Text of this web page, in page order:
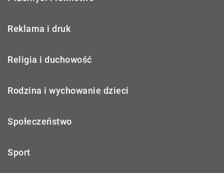
Reklama i druk
Religia i duchowość
Rodzina i wychowanie dzieci
Społeczeństwo
Sport